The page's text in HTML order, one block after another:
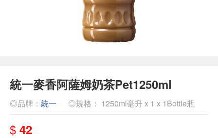
統一麥香阿薩姆奶茶Pet1250ml
◎品牌： 統一 ◎規格： 1250ml毫升 x 1 x 1Bottle瓶
$ 42